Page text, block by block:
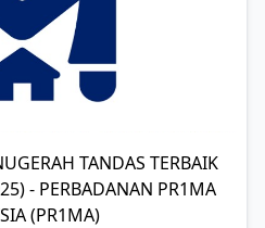
TANDAS TERBAIK
- PERBADANAN PR1MA
(PR1MA)